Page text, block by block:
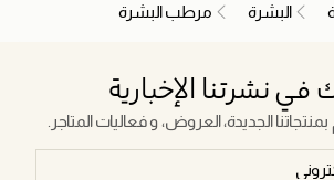
البشرة
مرطب البشرة
في نشرتنا الإخبارية
الجديدة، العروض، و فعاليات المتاجر.